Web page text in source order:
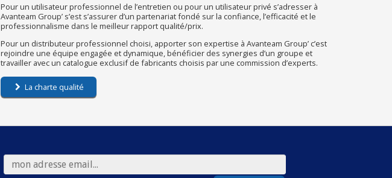
Pour un utilisateur professionnel de l’entretien ou pour un utilisateur privé s’adresser à
Avanteam Group’ s’est s’assurer d’un partenariat fondé sur la confiance, l’efficacité et le
professionnalisme dans le meilleur rapport qualité/prix.
Pour un distributeur professionnel choisi, apporter son expertise à Avanteam Group’ c’est
rejoindre une équipe engagée et dynamique, bénéficier des synergies d’un groupe et
travailler avec un catalogue exclusif de fabricants choisis par une commission d’experts.
La charte qualité